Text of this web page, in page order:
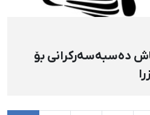
دەسبەسەرکرانی بۆ